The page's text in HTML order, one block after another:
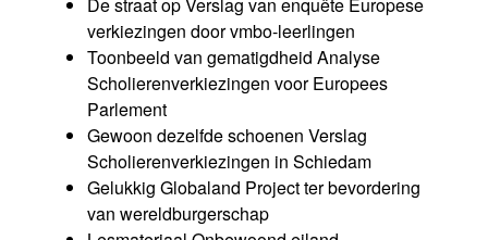
verkiezingen door vmbo-leerlingen
Toonbeeld van gematigdheid Analyse
Scholierenverkiezingen voor Europees
Parlement
Gewoon dezelfde schoenen Verslag
Scholierenverkiezingen in Schiedam
Gelukkig Globaland Project ter bevordering
van wereldburgerschap